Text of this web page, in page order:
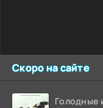
Скоро на сайте
Голодные